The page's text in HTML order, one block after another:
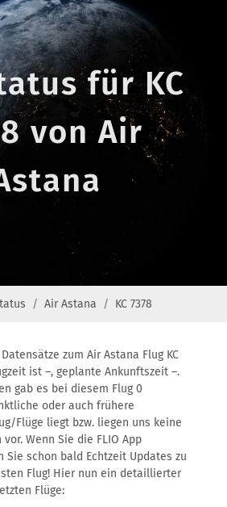
für KC
von Air
Air Astana KC 7378
zum Air Astana Flug KC
ist –, geplante Ankunftszeit –.
gab es bei diesem Flug 0
oder auch frühere
Flüge liegt bzw. liegen uns keine
Wenn Sie die FLIO App
schon bald Echtzeit Updates zu
Flug! Hier nun ein detaillierter
Flüge: